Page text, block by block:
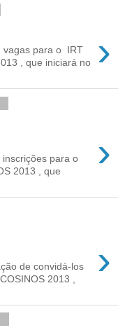
›
vagas para o IRT
, que iniciará no
›
para o
2013 , que
›
de convidá-los
2013 ,